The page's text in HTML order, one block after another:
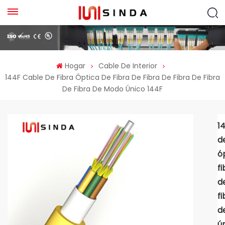
Hogar
Cable De Interior
144F Cable De Fibra Óptica De Fibra De Fibra De Fibra De Fibra
De Fibra De Modo Único 144F